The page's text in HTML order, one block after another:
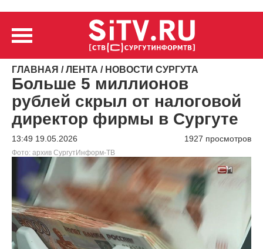
ГЛАВНАЯ /ЛЕНТА / НОВОСТИ СУРГУТА
Больше 5 миллионов
рублей скрыл от налоговой
директор фирмы в Сургуте
13:49 19.05.2026 1927 просмотров
Фото: архив СургутИнформ-ТВ